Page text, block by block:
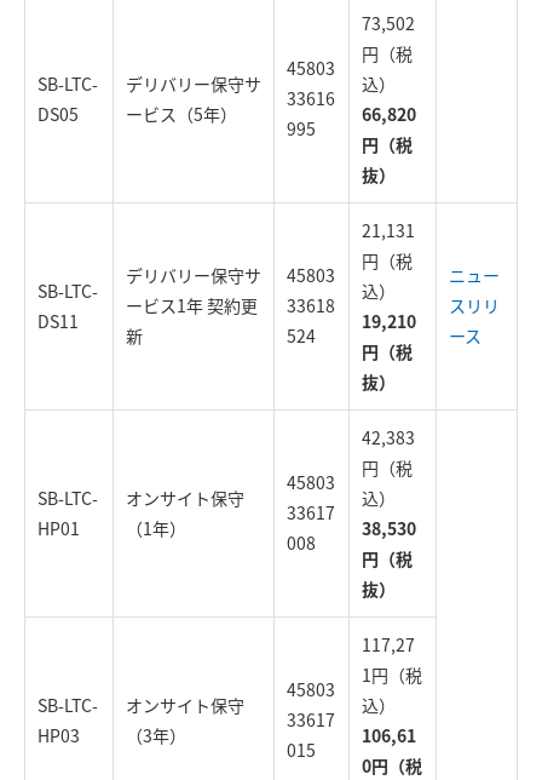
SB-LTC-
DS05
デリバリー保守サ
ービス（5年）
45803
33616
995
73,502
円（税
込）
66,820
円（税
抜）
SB-LTC-
DS11
デリバリー保守サ
ービス1年 契約更
新
45803
33618
524
21,131
円（税
込）
19,210
円（税
抜）
ニュー
スリリ
ース
SB-LTC-
HP01
オンサイト保守
（1年）
45803
33617
008
42,383
円（税
込）
38,530
円（税
抜）
SB-LTC-
HP03
オンサイト保守
（3年）
45803
33617
015
117,27
1円（税
込）
106,61
0円（税